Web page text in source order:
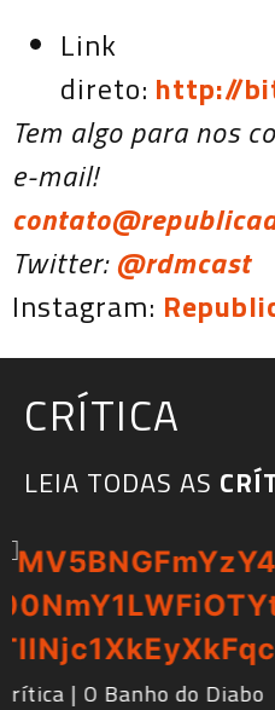
Link
direto: http://
Tem algo para nos
e-mail!
Twitter:@rdmcast
Instagram:
CRÍTICA
LEIA TODAS AS
RdMCast #529 –
Toro